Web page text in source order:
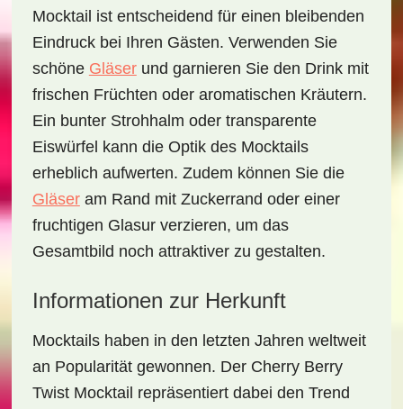
Mocktail ist entscheidend für einen bleibenden
Eindruck bei Ihren Gästen. Verwenden Sie
schöne Gläserund garnieren Sie den Drink mit
frischen Früchten oder aromatischen Kräutern.
Ein bunter Strohhalm oder transparente
Eiswürfel kann die Optik des Mocktails
erheblich aufwerten. Zudem können Sie die
Gläseram Rand mit Zuckerrand oder einer
fruchtigen Glasur verzieren, um das
Gesamtbild noch attraktiver zu gestalten.
Informationen zur Herkunft
Mocktails haben in den letzten Jahren weltweit
an Popularität gewonnen. Der Cherry Berry
Twist Mocktail repräsentiert dabei den Trend